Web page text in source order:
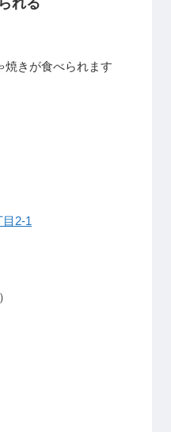
焼きが食べられます
2-1